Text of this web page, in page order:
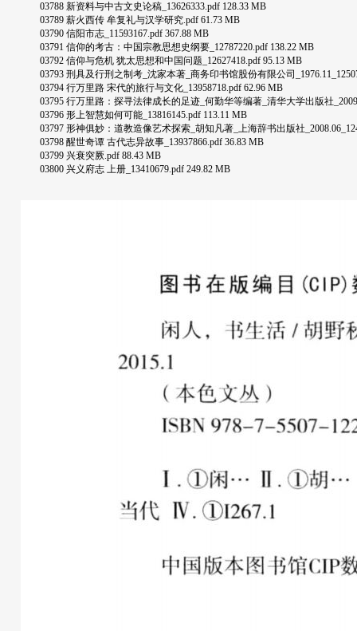
03788 新资料与中古文史论稿_13626333.pdf 128.33 MB
03789 薪火西传 牟复礼与汉学研究.pdf 61.73 MB
03790 信阳市志_11593167.pdf 367.88 MB
03791 信仰的考古：中国宗教思想史纲要_12787220.pdf 138.22 MB
03792 信仰与危机 犹太思想和中国问题_12627418.pdf 95.13 MB
03793 刑具及行刑之制考_沈家本著_商务印书馆股份有限公司
03794 行万里路 宋代的旅行与文化_13958718.pdf 62.96 MB
03795 行万里路：探寻法律成长的足迹_何勤华等编著_清华大学出版社
03796 形上智慧如何可能_13816145.pdf 113.11 MB
03797 形神俱妙：道教造像艺术探索_胡知凡著_上海辞书出版社
03798 醒世奇谭 古代志异故事_13937866.pdf 36.83 MB
03799 兴衰突厥.pdf 88.43 MB
03800 兴义府志 上册_13410679.pdf 249.82 MB